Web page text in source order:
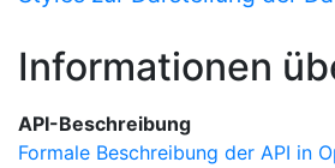
Informationen
API-Beschreibung
Formale Beschreibung der API in